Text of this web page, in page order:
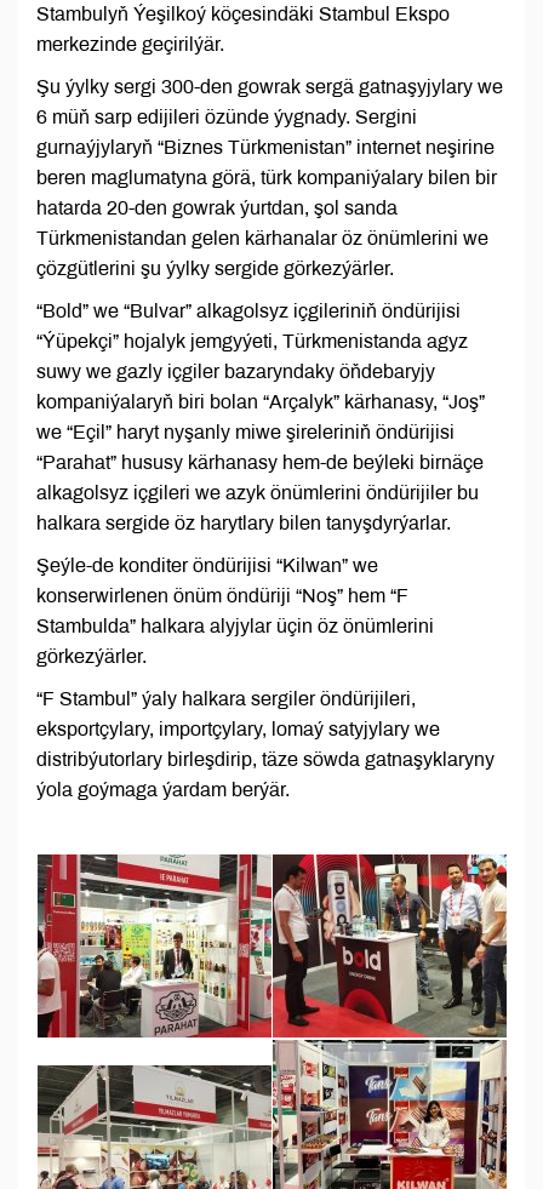
Stambulyň Ýeşilkoý köçesindäki Stambul Ekspo
merkezinde geçirilýär.
Şu ýylky sergi 300-den gowrak sergä gatnaşyjylary we
6 müň sarp edijileri özünde ýygnady. Sergini
gurnaýjylaryň “Biznes Türkmenistan” internet neşirine
beren maglumatyna görä, türk kompaniýalary bilen bir
hatarda 20-den gowrak ýurtdan, şol sanda
Türkmenistandan gelen kärhanalar öz önümlerini we
çözgütlerini şu ýylky sergide görkezýärler.
“Bold” we “Bulvar” alkagolsyz içgileriniň öndürijisi
“Ýüpekçi” hojalyk jemgyýeti, Türkmenistanda agyz
suwy we gazly içgiler bazaryndaky öňdebaryjy
kompaniýalaryň biri bolan “Arçalyk” kärhanasy, “Joş”
we “Eçil” haryt nyşanly miwe şireleriniň öndürijisi
“Parahat” hususy kärhanasy hem-de beýleki birnäçe
alkagolsyz içgileri we azyk önümlerini öndürijiler bu
halkara sergide öz harytlary bilen tanyşdyrýarlar.
Şeýle-de konditer öndürijisi “Kilwan” we
konserwirlenen önüm öndüriji “Noş” hem “F
Stambulda” halkara alyjylar üçin öz önümlerini
görkezýärler.
“F Stambul” ýaly halkara sergiler öndürijileri,
eksportçylary, importçylary, lomaý satyjylary we
distribýutorlary birleşdirip, täze söwda gatnaşyklaryny
ýola goýmaga ýardam berýär.